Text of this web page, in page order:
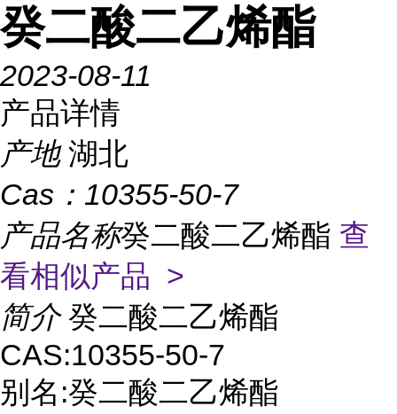
癸二酸二乙烯酯
2023-08-11
产品详情
产地 湖北
Cas： 10355-50-7
产品名称癸二酸二乙烯酯 查
看相似产品 >
简介 癸二酸二乙烯酯
CAS:10355-50-7
别名:癸二酸二乙烯酯